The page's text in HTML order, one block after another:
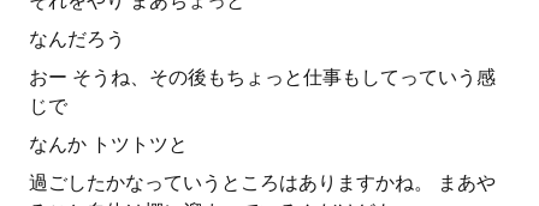
なんだろう
おー そうね、その後もちょっと仕事もしてっていう感
じで
なんか トツトツと
過ごしたかなっていうところはありますかね。 まあや